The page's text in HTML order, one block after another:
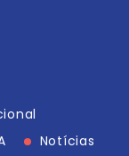
Notícias